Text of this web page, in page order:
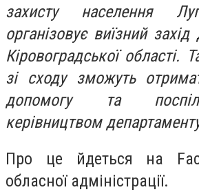
захисту населення
організовує виїзний
Кіровоградської області.
зі сходу зможуть
допомогу та
керівництвом
Про це йдеться на
обласної адміністрації.